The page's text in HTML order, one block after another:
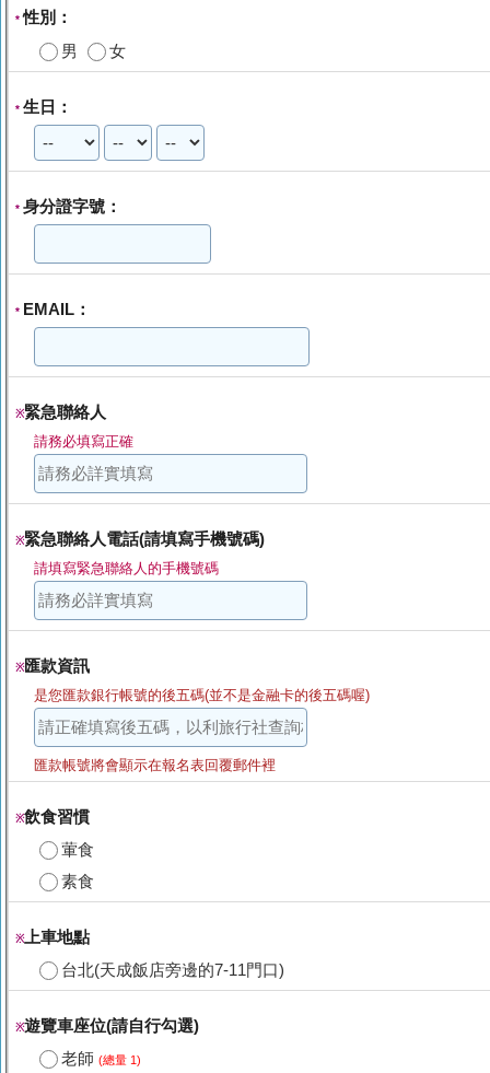
*性別：
男
女
* 生日：
* 身分證字號：
* EMAIL：
※緊急聯絡人
請務必填寫正確
※緊急聯絡人電話(請填寫手機號碼)
請填寫緊急聯絡人的手機號碼
※匯款資訊
是您匯款銀行帳號的後五碼(並不是金融卡的後五碼喔)
匯款帳號將會顯示在報名表回覆郵件裡
※飲食習慣
葷食
素食
※上車地點
台北(天成飯店旁邊的7-11門口)
※遊覽車座位(請自行勾選)
老師 (總量 1)